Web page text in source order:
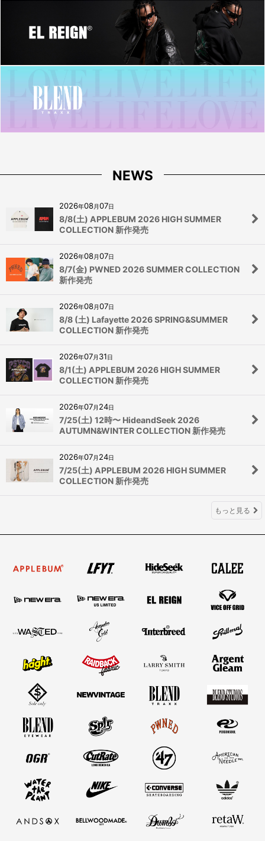
NEWS
2026年08月07日
8/8(土) APPLEBUM 2026 HIGH SUMMER
COLLECTION 新作発売
2026年08月07日
8/7(金) PWNED 2026 SUMMER COLLECTION
新作発売
2026年08月07日
8/8 (土) Lafayette 2026 SPRING&SUMMER
COLLECTION 新作発売
2026年07月 31日
8/1(土) APPLEBUM 2026 HIGH SUMMER
COLLECTION 新作発売
2026年07月 24日
7/25(土) 12時〜 HideandSeek 2026
AUTUMN&WINTER COLLECTION 新作発売
2026年07月 24日
7/25(土) APPLEBUM 2026 HIGH SUMMER
COLLECTION 新作発売
もっと見る